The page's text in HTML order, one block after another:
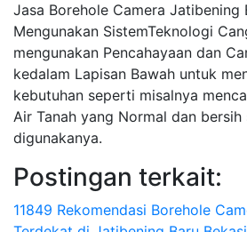
Jasa Borehole Camera Jatibening
Mengunakan SistemTeknologi
mengunakan Pencahayaan dan
kedalam Lapisan Bawah untuk
kebutuhan seperti misalnya
Air Tanah yang Normal dan
digunakanya.
Postingan terkait:
11849 Rekomendasi Borehole